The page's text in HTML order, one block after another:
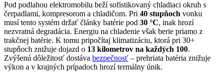
Pod podlahou elektromobilu beží sofistikovaný chladiaci okruh s
čerpadlami, kompresorom a chladičom. Pri 40 stupňoch vonku
musí tento systém držať články batérie pod 30 °C, inak hrozí
nezvratná degradácia. Energiu na chladenie však berie priamo z
trakčnej batérie. K tomu pripočítaj klimatizáciu, ktorá pri 30+
stupňoch znižuje dojazd o 13 kilometrov na každých 100.
Zvýšenú dôležitosť dostáva bezpečnosť – prehriata batéria znižuje
výkon a v krajných prípadoch hrozí termálny únik.